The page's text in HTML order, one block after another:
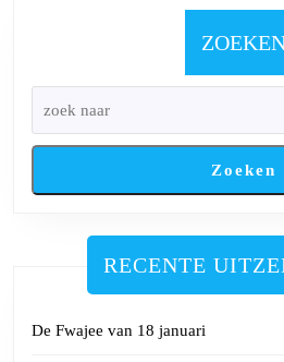
Zoeken
RECENTE
De Fwajee van 18 januari